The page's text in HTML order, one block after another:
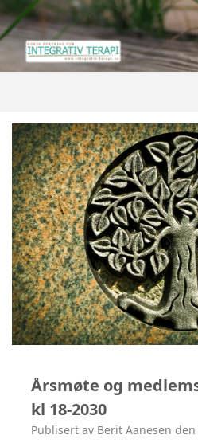
Årsmøte og
kl 18-2030
Publisert av Berit Aanesen den